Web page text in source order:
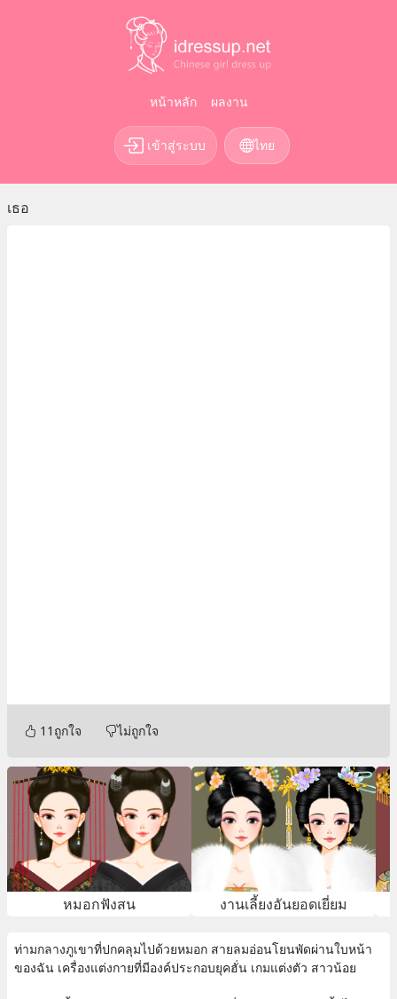
หน้าหลัก ผลงาน
เข้าสู่ระบบ ไทย
เธอ
หมอกฟังสน งานเลี้ยงอันยอดเยี่ยม
11 ถูกใจ ไม่ถูกใจ
ท่ามกลางภูเขาที่ปกคลุมไปด้วยหมอก สายลมอ่อนโยนพัดผ่านใบหน้า
ของฉัน เครื่องแต่งกายที่มีองค์ประกอบยุคฮั่น เกมแต่งตัว สาวน้อย